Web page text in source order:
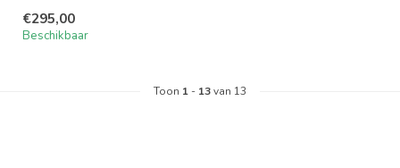
€295,00
Beschikbaar
Toon 1 - 13van 13